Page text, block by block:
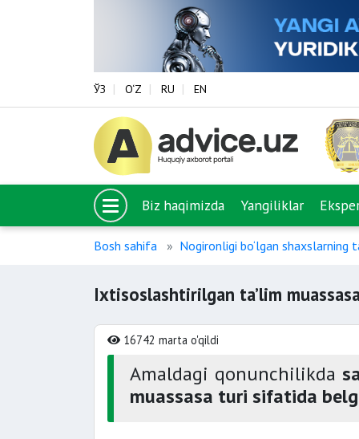
ЎЗ O‘Z RU EN
Biz haqimizda Yangiliklar
Bosh sahifa Nogironligi bo‘lgan shaxslarning
Ixtisoslashtirilgan ta’lim
16742 marta o'qildi
Amaldagi qonunchilikda
muassasa turi sifatida